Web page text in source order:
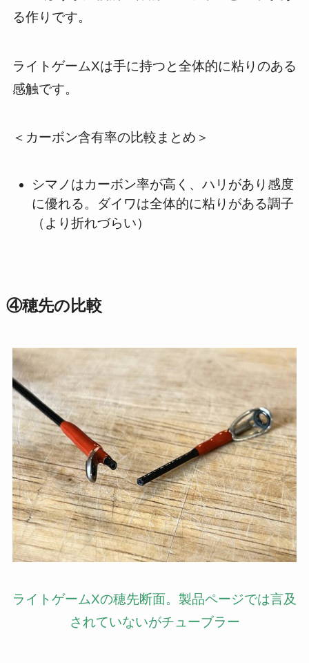
る作りです。
ライトゲームXは手に持つと全体的に粘りのある
感触です。
＜カーボン含有率の比較まとめ＞
シマノはカーボン率が高く、ハリがあり感度
に優れる。ダイワは全体的に粘りがある調子
（より折れづらい）
④穂先の比較
ライトゲームXの穂先断面。製品ページでは言及
されていないがチューブラー